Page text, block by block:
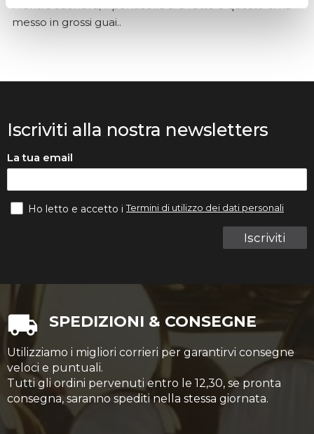
Mentre suonava, il ponticello si è rotto e questo ci ha
messo in grossi guai..
Iscriviti alla nostra newsletters
La tua email
Iscriviti
Ho letto e accetto iTermini di utilizzo dei dati personali
SPEDIZIONI & CONSEGNE
Utilizziamo i migliori corrieri per garantirvi consegne
veloci e puntuali.
Tutti gli ordini pervenuti entro le 12,30, se pronta
consegna, saranno spediti nella stessa giornata.